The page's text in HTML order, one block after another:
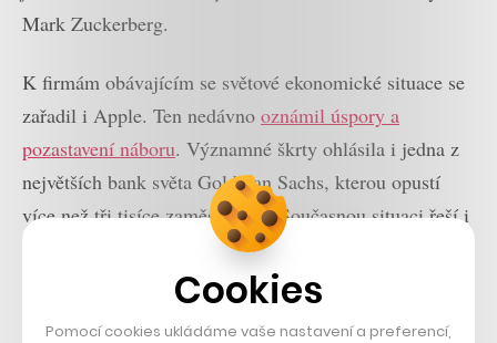
Mark Zuckerberg.
K firmám obávajícím se světové ekonomické situace se
zařadil i Apple. Ten nedávno oznámil úspory a
pozastavení náboru. Významné škrty ohlásila i jedna z
největších bank světa Goldman Sachs, kterou opustí
více než tři tisíce zaměstnanců. Současnou situaci řeší i
bankovní domy nehodlají
následovat postup Goldman Sachs, k radikálnímu kroku
Cookies
Pomocí cookies ukládáme vaše nastavení a preferencí,